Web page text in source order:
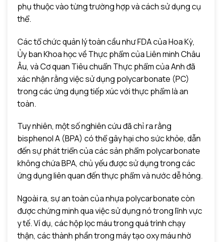
phụ thuộc vào từng trường hợp và cách sử dụng cụ
thể.
Các tổ chức quản lý toàn cầu như FDA của Hoa Kỳ,
Ủy ban Khoa học về Thực phẩm của Liên minh Châu
Âu, và Cơ quan Tiêu chuẩn Thực phẩm của Anh đã
xác nhận rằng việc sử dụng polycarbonate (PC)
trong các ứng dụng tiếp xúc với thực phẩm là an
toàn.
Tuy nhiên, một số nghiên cứu đã chỉ ra rằng
bisphenol A (BPA) có thể gây hại cho sức khỏe, dẫn
đến sự phát triển của các sản phẩm polycarbonate
không chứa BPA, chủ yếu được sử dụng trong các
ứng dụng liên quan đến thực phẩm và nước dễ hỏng.
Ngoài ra, sự an toàn của nhựa polycarbonate còn
được chứng minh qua việc sử dụng nó trong lĩnh vực
y tế. Ví dụ, các hộp lọc máu trong quá trình chạy
thận, các thành phần trong máy tạo oxy máu nhờ